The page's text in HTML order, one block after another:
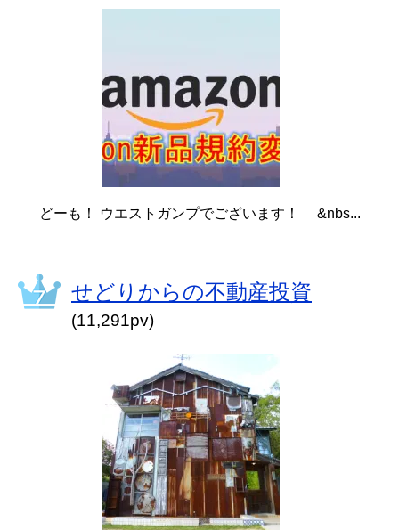
どーも！ ウエストガンプでございます！ &nbs...
せどりからの不動産投資
(11,291pv)